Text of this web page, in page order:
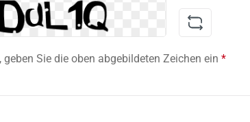
geben Sie die oben abgebildeten Zeichen ein *